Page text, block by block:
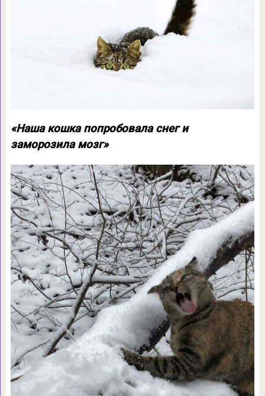
«Наша кошка попробовала снег и
заморозила мозг»